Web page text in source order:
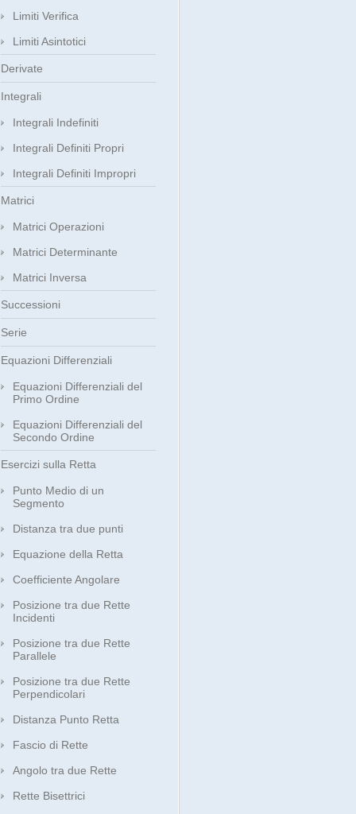
Limiti Verifica
Limiti Asintotici
Derivate
Integrali
Integrali Indefiniti
Integrali Definiti Propri
Integrali Definiti Impropri
Matrici
Matrici Operazioni
Matrici Determinante
Matrici Inversa
Successioni
Serie
Equazioni Differenziali
Equazioni Differenziali del
Primo Ordine
Equazioni Differenziali del
Secondo Ordine
Esercizi sulla Retta
Punto Medio di un
Segmento
Distanza tra due punti
Equazione della Retta
Coefficiente Angolare
Posizione tra due Rette
Incidenti
Posizione tra due Rette
Parallele
Posizione tra due Rette
Perpendicolari
Distanza Punto Retta
Fascio di Rette
Angolo tra due Rette
Rette Bisettrici